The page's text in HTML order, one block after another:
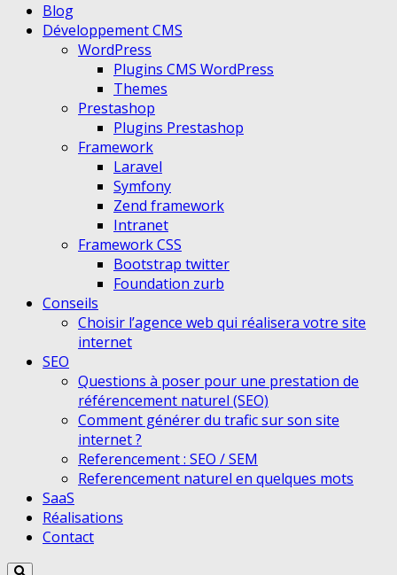
menu
menu
Blog
Développement CMS
WordPress
Plugins CMS WordPress
Themes
Prestashop
Plugins Prestashop
Framework
Laravel
Symfony
Zend framework
Intranet
Framework CSS
Bootstrap twitter
Foundation zurb
Conseils
Choisir l’agence web qui réalisera votre site
internet
SEO
Questions à poser pour une prestation de
référencement naturel (SEO)
Comment générer du trafic sur son site
internet ?
Referencement : SEO / SEM
Referencement naturel en quelques mots
SaaS
Réalisations
Contact